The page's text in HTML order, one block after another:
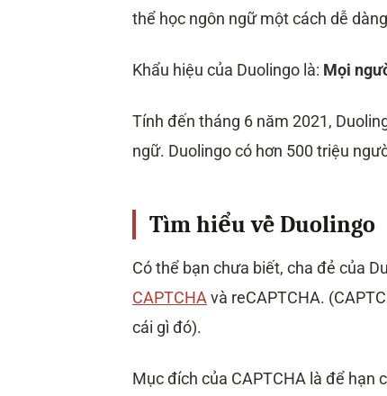
thể học ngôn ngữ một cách dễ
Khẩu hiệu của Duolingo là: Mọi
Tính đến tháng 6 năm 2021,
ngữ. Duolingo có hơn 500 triệu
Tìm hiểu về Duolingo
Có thể bạn chưa biết, cha đẻ của
CAPTCHA và reCAPTCHA.
cái gì đó).
Mục đích của CAPTCHA là để hạn